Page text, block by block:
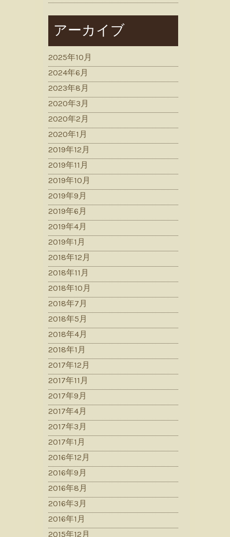
アーカイブ
2025年10月
2024年6月
2023年8月
2020年3月
2020年2月
2020年1月
2019年12月
2019年11月
2019年10月
2019年9月
2019年6月
2019年4月
2019年1月
2018年12月
2018年11月
2018年10月
2018年7月
2018年5月
2018年4月
2018年1月
2017年12月
2017年11月
2017年9月
2017年4月
2017年3月
2017年1月
2016年12月
2016年9月
2016年8月
2016年3月
2016年1月
2015年12月